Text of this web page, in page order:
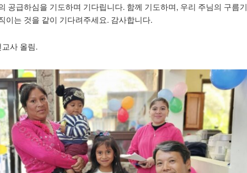
공급하심을 기도하며 기다립니다. 함께 기도하며, 우리 주님의 구름기
이는 것을 같이 기다려주세요. 감사합니다.
사 올림.